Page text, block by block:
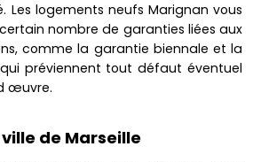
Les logements neufs Marignan vous
nombre de garanties liées aux
comme la garantie biennale et la
préviennent tout défaut éventuel
œuvre.
de Marseille